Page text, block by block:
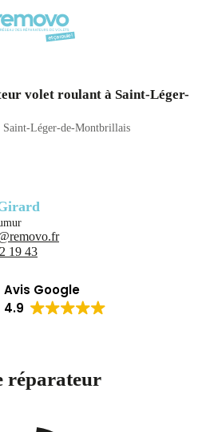
volet roulant à Saint-Léger-
Saint-Léger-de-Montbrillais
19 43
Avis Google
4.9
réparateur